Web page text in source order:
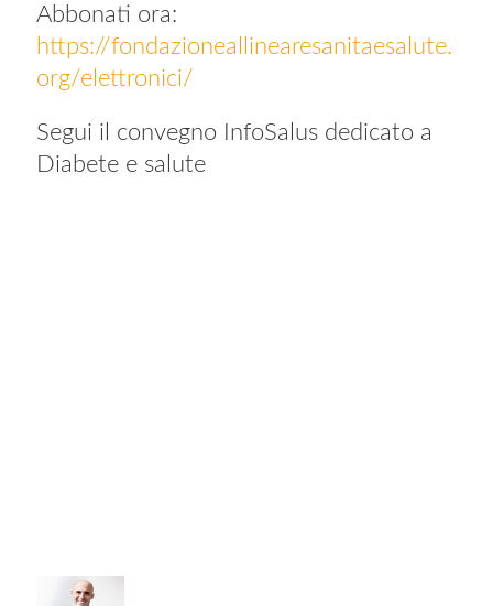
Abbonati ora:
https://fondazioneallinearesanitaesalute.
org/elettronici/
Segui il convegno InfoSalus dedicato a
Diabete e salute